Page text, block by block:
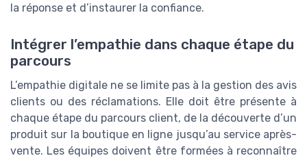
la réponse et d’instaurer la confiance.
Intégrer l’empathie dans chaque étape du
parcours
L’empathie digitale ne se limite pas à la gestion des avis
clients ou des réclamations. Elle doit être présente à
chaque étape du parcours client, de la découverte d’un
produit sur la boutique en ligne jusqu’au service après-
vente. Les équipes doivent être formées à reconnaître